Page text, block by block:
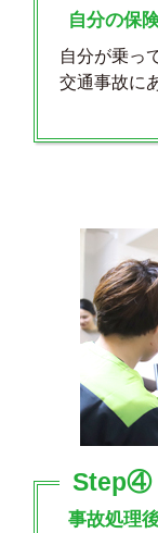
自分の保
自分が乗っ
交通事故に
Step④
事故処理